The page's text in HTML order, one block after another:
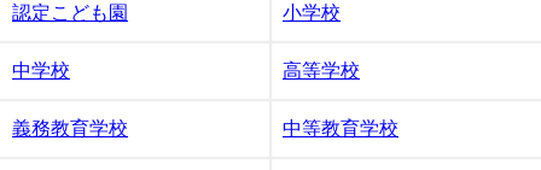
認定こども園 小学校
中学校 高等学校
義務教育学校 中等教育学校